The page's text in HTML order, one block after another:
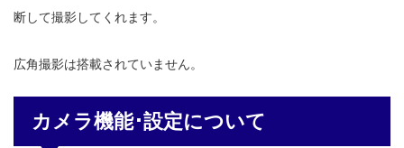
断して撮影してくれます。
広角撮影は搭載されていません。
カメラ機能･設定について